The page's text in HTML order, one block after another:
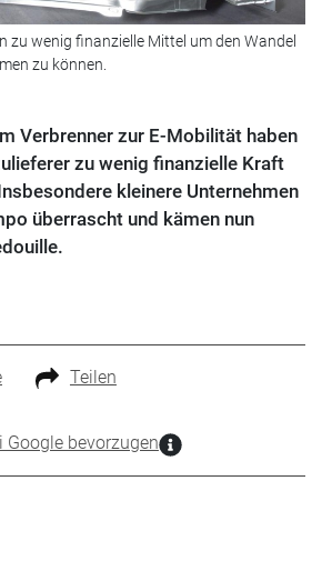
zu wenig finanzielle Mittel um den Wandel
zu können.
Verbrenner zur E-Mobilität haben
zu wenig finanzielle Kraft
kleinere Unternehmen
überrascht und kämen nun
Teilen
Google bevorzugen